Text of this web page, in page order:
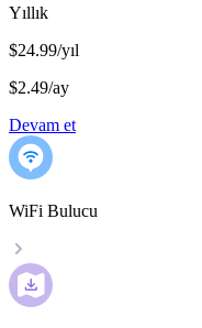
Yıllık
$24.99/yıl
$2.49/ay
Devam et
WiFi Bulucu